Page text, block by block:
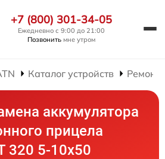
+7 (800) 301-34-05
Ежедневно с 9:00 до 21:00
Позвонить мне утром
Каталог устройств Ремонт
аккумулятора
прицела
320 5-10x50